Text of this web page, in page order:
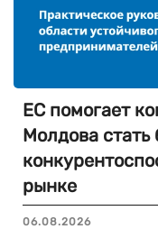
ЕС помогает
Молдова стать
рынке
06.08.2026